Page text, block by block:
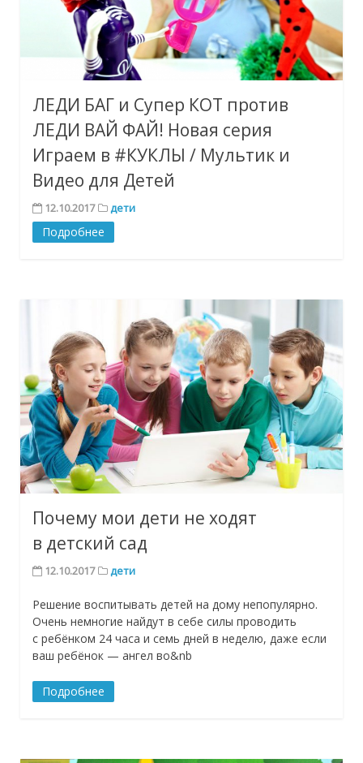
ЛЕДИ БАГ и Супер КОТ против
ЛЕДИ ВАЙ ФАЙ! Новая серия
Играем в #КУКЛЫ / Мультик и
Видео для Детей
12.10.2017 дети
Подробнее
Почему мои дети не ходят
в детский сад
12.10.2017 дети
Решение воспитывать детей на дому непопулярно.
Очень немногие найдут в себе силы проводить
с ребёнком 24 часа и семь дней в неделю, даже если
ваш ребёнок — ангел во&nb
Подробнее